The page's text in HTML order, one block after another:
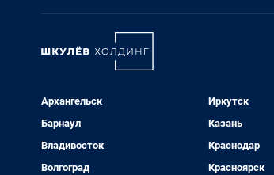
Архангельск
Барнаул
Владивосток
Волгоград
Иркутск
Казань
Краснодар
Красноярск